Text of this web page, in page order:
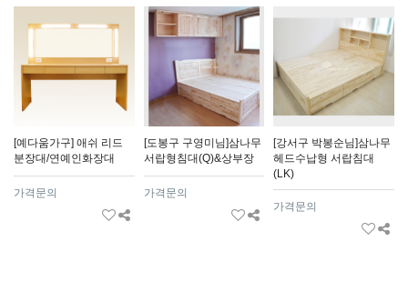
[예다움가구] 애쉬 리드
분장대/연예인화장대
가격문의
[도봉구 구영미님]삼나무
서랍형침대(Q)&상부장
가격문의
[강서구 박봉순님]삼나무
헤드수납형 서랍침대
(LK)
가격문의